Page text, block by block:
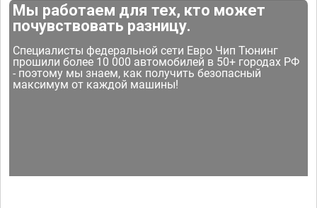
Мы работаем для тех, кто может
почувствовать разницу.
Специалисты федеральной сети Евро Чип Тюнинг
прошили более 10 000 автомобилей в 50+ городах РФ
- поэтому мы знаем, как получить безопасный
максимум от каждой машины!